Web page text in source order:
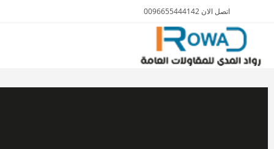
اتصل الان 0096655444142